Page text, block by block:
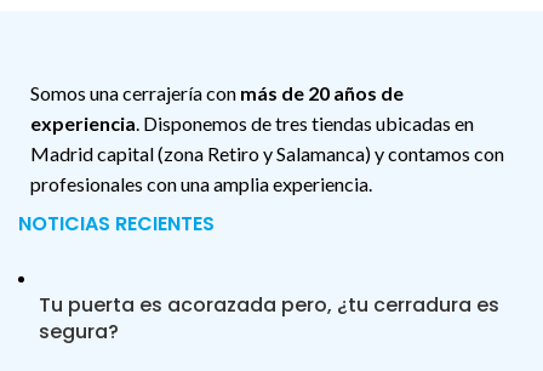
Somos una cerrajería con más de 20 años de
experiencia . Disponemos de tres tiendas ubicadas en
Madrid capital (zona Retiro y Salamanca) y contamos con
profesionales con una amplia experiencia.
NOTICIAS RECIENTES
Tu puerta es acorazada pero, ¿tu cerradura es
segura?